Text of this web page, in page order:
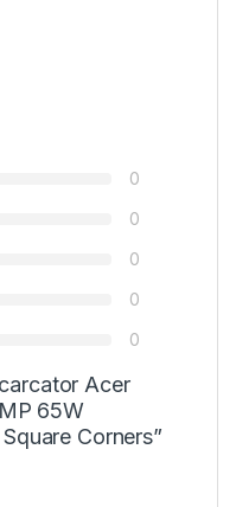
0
0
0
0
0
Acer
65W
Corners”